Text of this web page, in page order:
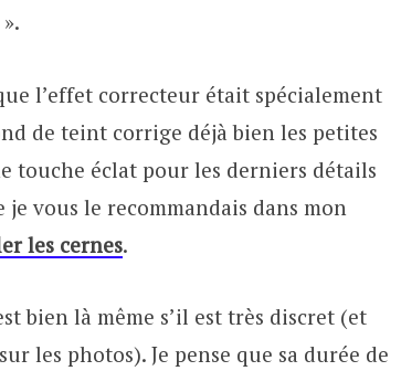
l’effet correcteur était spécialement
de teint corrige déjà bien les petites
touche éclat pour les derniers détails
vous le recommandais dans mon
les cernes.
bien là même s’il est très discret (et
les photos). Je pense que sa durée de